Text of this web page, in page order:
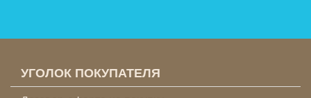
УГОЛОК ПОКУПАТЕЛЯ